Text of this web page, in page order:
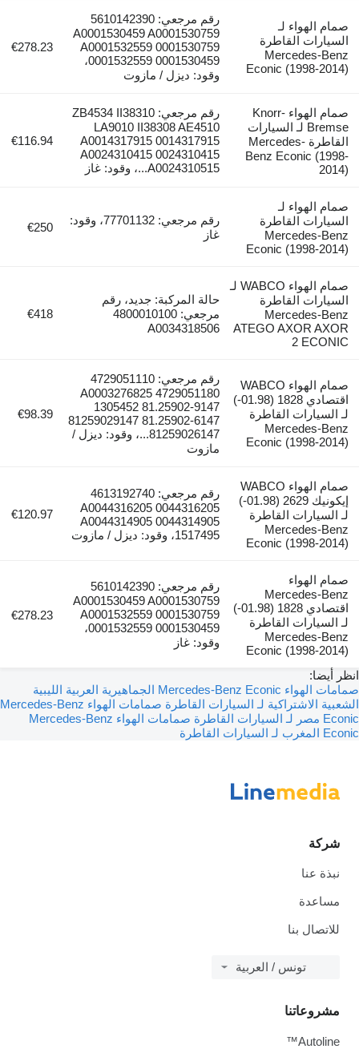
صمام الهواء لـ
السيارات القاطرة
Mercedes-Benz
Econic (1998-2014)
رقم مرجعي: 5610142390
A0001530459 A0001530759
A0001532559 0001530759
0001532559 0001530459،
وقود: ديزل / مازوت
€278.23
صمام الهواء Knorr-
Bremse لـ السيارات
القاطرة Mercedes-
Benz Econic (1998-
2014)
رقم مرجعي: ZB4534 II38310
LA9010 II38308 AE4510
A0014317915 0014317915
A0024310415 0024310415
A0024310515...، وقود: غاز
€116.94
صمام الهواء لـ
السيارات القاطرة
Mercedes-Benz
Econic (1998-2014)
رقم مرجعي: 77701132، وقود:
غاز
€250
صمام الهواء WABCO لـ
السيارات القاطرة
Mercedes-Benz
ATEGO AXOR AXOR
2 ECONIC
حالة المركبة: جديد، رقم
مرجعي: 4800010100
A0034318506
€418
صمام الهواء WABCO
اقتصادي 1828 (01.98-)
لـ السيارات القاطرة
Mercedes-Benz
Econic (1998-2014)
رقم مرجعي: 4729051110
4729051180 A0003276825
1305452 81.25902-9147
81259029147 81.25902-6147
81259026147...، وقود: ديزل /
مازوت
€98.39
صمام الهواء WABCO
إيكونيك 2629 (01.98-)
لـ السيارات القاطرة
Mercedes-Benz
Econic (1998-2014)
رقم مرجعي: 4613192740
A0044316205 0044316205
A0044314905 0044314905
1517495، وقود: ديزل / مازوت
€120.97
صمام الهواء
Mercedes-Benz
اقتصادي 1828 (01.98-)
لـ السيارات القاطرة
Mercedes-Benz
Econic (1998-2014)
رقم مرجعي: 5610142390
A0001530459 A0001530759
A0001532559 0001530759
0001532559 0001530459،
وقود: غاز
€278.23
انظر أيضا:
صمامات الهواء Mercedes-Benz Econic الجماهيرية العربية الليبية
الشعبية الاشتراكية لـ السيارات القاطرة
صمامات الهواء Mercedes-Benz
Econic مصر لـ السيارات القاطرة
صمامات الهواء Mercedes-Benz
Econic المغرب لـ السيارات القاطرة
شركة
نبذة عنا
مساعدة
للاتصال بنا
تونس / العربية
مشروعاتنا
Autoline™